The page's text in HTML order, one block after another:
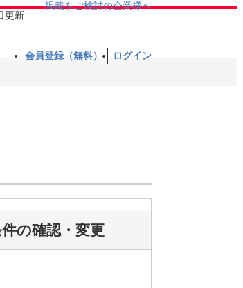
更新
掲載をご検討の企業様へ
会員登録（無料） ログイン
の確認・変更